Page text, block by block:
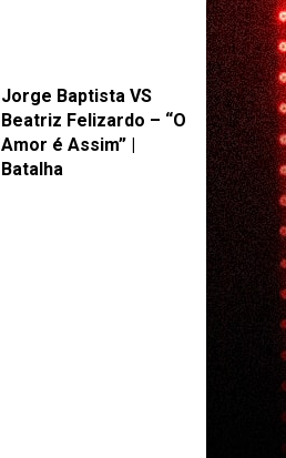
Jorge Baptista VS
Beatriz Felizardo – “O
Amor é Assim” |
Batalha